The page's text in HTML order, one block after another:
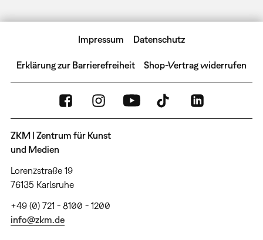
Impressum Datenschutz
Erklärung zur Barrierefreiheit Shop-Vertrag widerrufen
ZKM | Zentrum für Kunst
und Medien
Lorenzstraße 19
76135 Karlsruhe
+49 (0) 721 - 8100 - 1200
info@zkm.de